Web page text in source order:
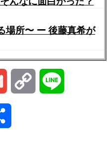
場所〜 ー 後藤真希が
Gmail Copy